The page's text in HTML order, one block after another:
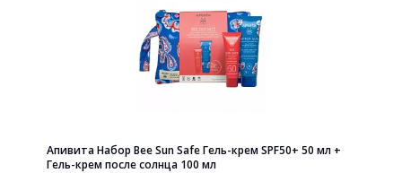
Апивита Набор Bee Sun Safe Гель-крем SPF50+ 50 мл +
Гель-крем после солнца 100 мл